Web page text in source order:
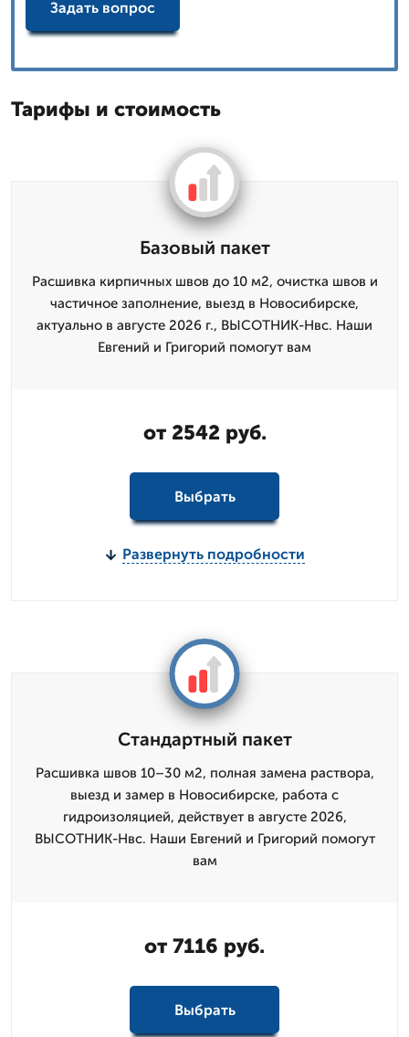
Задать вопрос
Тарифы и стоимость
Базовый пакет
Расшивка кирпичных швов до 10 м2, очистка швов и
частичное заполнение, выезд в Новосибирске,
актуально в августе 2026 г., ВЫСОТНИК-Нвс. Наши
Евгений и Григорий помогут вам
от 2542 руб.
Выбрать
Развернуть подробности
Стандартный пакет
Расшивка швов 10–30 м2, полная замена раствора,
выезд и замер в Новосибирске, работа с
гидроизоляцией, действует в августе 2026,
ВЫСОТНИК-Нвс. Наши Евгений и Григорий помогут
вам
от 7116 руб.
Выбрать